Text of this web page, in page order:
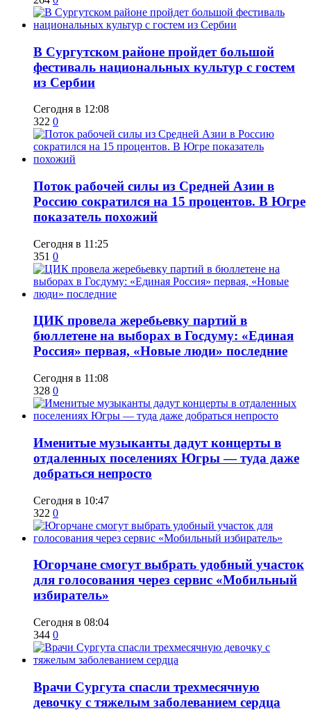
В Сургутском районе пройдет большой
фестиваль национальных культур с гостем
из Сербии
Сегодня в 12:08
322 0
Поток рабочей силы из Средней Азии в
Россию сократился на 15 процентов. В Югре
показатель похожий
Сегодня в 11:25
351 0
ЦИК провела жеребьевку партий в
бюллетене на выборах в Госдуму: «Единая
Россия» первая, «Новые люди» последние
Сегодня в 11:08
328 0
Именитые музыканты дадут концерты в
отдаленных поселениях Югры — туда даже
добраться непросто
Сегодня в 10:47
322 0
Югорчане смогут выбрать удобный участок
для голосования через сервис «Мобильный
избиратель»
Сегодня в 08:04
344 0
​Врачи Сургута спасли трехмесячную
девочку с тяжелым заболеванием сердца